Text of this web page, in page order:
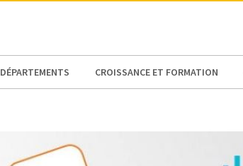
DÉPARTEMENTS CROISSANCE ET FORMATION